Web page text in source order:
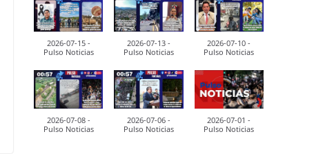
2026-07-15 -
Pulso Noticias
2026-07-13 -
Pulso Noticias
2026-07-10 -
Pulso Noticias
2026-07-08 -
Pulso Noticias
2026-07-06 -
Pulso Noticias
2026-07-01 -
Pulso Noticias